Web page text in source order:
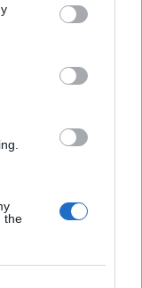
the
se
de
ir
los
extrañaría
durante
allá vamos.